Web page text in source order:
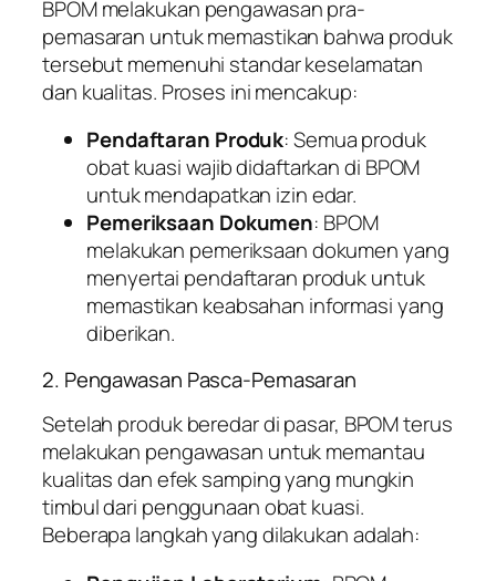
BPOM melakukan pengawasan pra-
pemasaran untuk memastikan bahwa produk
tersebut memenuhi standar keselamatan
dan kualitas. Proses ini mencakup:
Pendaftaran Produk: Semua produk
obat kuasi wajib didaftarkan di BPOM
untuk mendapatkan izin edar.
Pemeriksaan Dokumen: BPOM
melakukan pemeriksaan dokumen yang
menyertai pendaftaran produk untuk
memastikan keabsahan informasi yang
diberikan.
2. Pengawasan Pasca-Pemasaran
Setelah produk beredar di pasar, BPOM terus
melakukan pengawasan untuk memantau
kualitas dan efek samping yang mungkin
timbul dari penggunaan obat kuasi.
Beberapa langkah yang dilakukan adalah: